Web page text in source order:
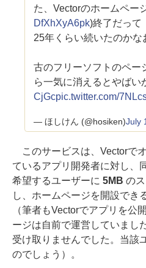
た、Vectorのホームペー
DfXhXyA6pk)終了だって
25年くらい続いたのかな
古のフリーソフトのペー
ら一気に消えるとやばい
CjGcpic.twitter.com/
— ほしけん (@hosiken)July
このサービスは、Vectorで
ているアプリ開発者に対し、
希望するユーザーに 5MB の
し、ホームページを開設でき
（筆者もVectorでアプリを公
ージは自前で運営していまし
受け取りませんでした。当該
のでしょう）。